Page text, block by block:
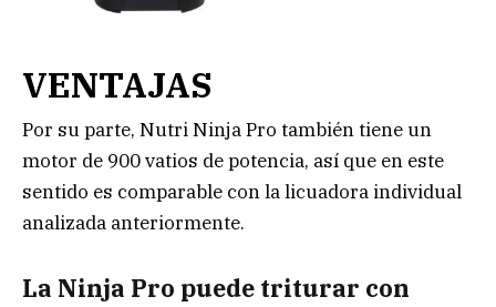
VENTAJAS
Por su parte, Nutri Ninja Pro también tiene un
motor de 900 vatios de potencia, así que en este
sentido es comparable con la licuadora individual
analizada anteriormente.
La Ninja Pro puede triturar con